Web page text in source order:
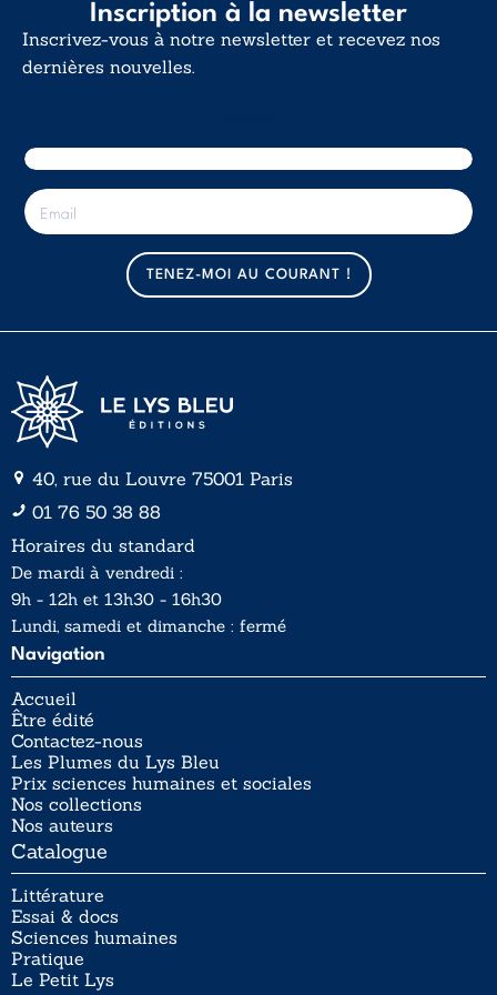
Inscription à la newsletter
Inscrivez-vous à notre newsletter et recevez nos
dernières nouvelles.
E
-
m
TENEZ-MOI AU COURANT !
40, rue du Louvre 75001 Paris
01 76 50 38 88
Horaires du standard
De mardi à vendredi :
9h - 12h et 13h30 - 16h30
Lundi, samedi et dimanche : fermé
Navigation
Accueil
Être édité
Contactez-nous
Les Plumes du Lys Bleu
Prix sciences humaines et sociales
Nos collections
Nos auteurs
Catalogue
Littérature
Essai & docs
Sciences humaines
Pratique
Le Petit Lys